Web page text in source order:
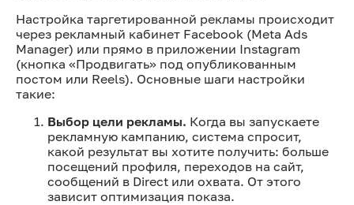
Настройка таргетированной рекламы происходит
через рекламный кабинет Facebook (Meta Ads
Manager) или прямо в приложении Instagram
(кнопка «Продвигать» под опубликованным
постом или Reels). Основные шаги настройки
такие:
Выбор цели рекламы. Когда вы запускаете
рекламную кампанию, система спросит,
какой результат вы хотите получить: больше
посещений профиля, переходов на сайт,
сообщений в Direct или охвата. От этого
зависит оптимизация показа.